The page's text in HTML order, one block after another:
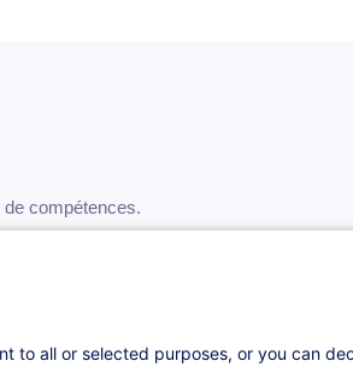
compétences.
to all or selected purposes, or you can